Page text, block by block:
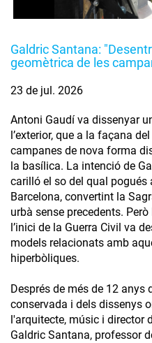
Galdric Santana:
geomètrica de les
23 de jul. 2026
Antoni Gaudí va dissenyar
l’exterior, que a la façana
campanes de nova forma
la basílica. La intenció de
carilló el so del qual pogués
Barcelona, convertint la
urbà sense precedents.
l’inici de la Guerra Civil va
models relacionats amb
hiperbòliques.
Després de més de 12
conservada i dels dissenys
l'arquitecte, músic i director
Galdric Santana, professor